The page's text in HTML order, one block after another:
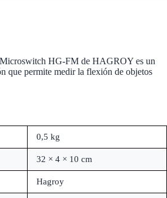
HG-FM de HAGROY es un
que permite medir la flexión de objetos
0,5 kg
32 × 4 × 10 cm
Hagroy